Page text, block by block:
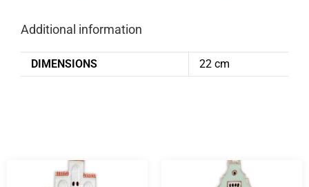
Additional information
DIMENSIONS 22 cm